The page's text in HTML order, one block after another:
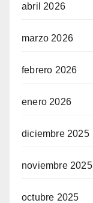
abril 2026
marzo 2026
febrero 2026
enero 2026
diciembre 2025
noviembre 2025
octubre 2025